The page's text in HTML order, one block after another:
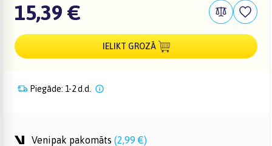
15,39 €
IELIKT GROZĀ
Piegāde: 1-2 d.d.
Venipak pakomāts (2,99 €)